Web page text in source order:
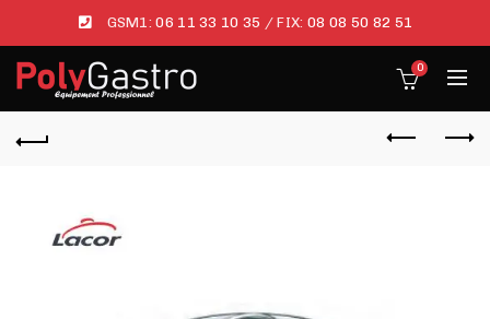
GSM1:06 11 33 10 35 / FIX: 08 08 50 82 51
0